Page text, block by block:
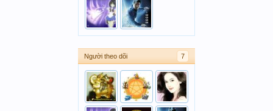
Người theo dõi 7